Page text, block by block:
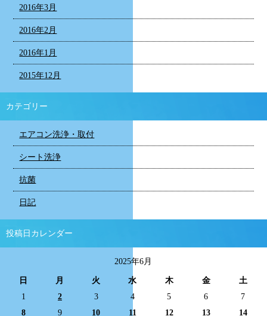
2016年3月
2016年2月
2016年1月
2015年12月
カテゴリー
エアコン洗浄・取付
シート洗浄
抗菌
日記
投稿日カレンダー
2025年6月
日 月 火 水 木 金
土
1
2 3 4 5 6
7
8
9 10 11 12 13 14